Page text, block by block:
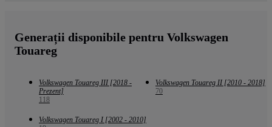
Generații disponibile pentru Volkswagen
Touareg
Volkswagen Touareg III [2018 -
Prezent]
118
Volkswagen Touareg II [2010 - 2018]
70
Volkswagen Touareg I [2002 - 2010]